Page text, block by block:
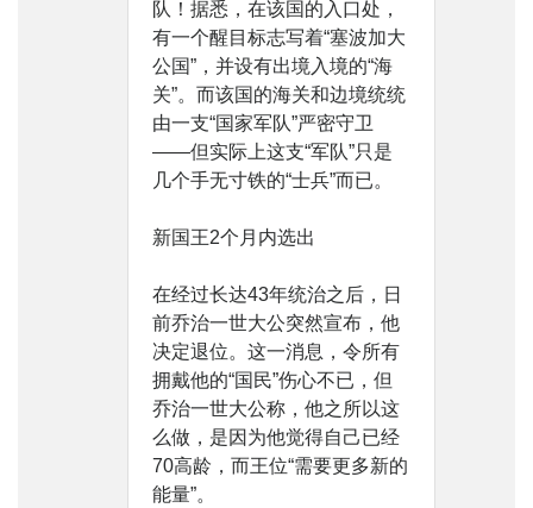
队！据悉，在该国的入口处，
有一个醒目标志写着“塞波加大
公国”，并设有出境入境的“海
关”。而该国的海关和边境统统
由一支“国家军队”严密守卫
——但实际上这支“军队”只是
几个手无寸铁的“士兵”而已。
新国王2个月内选出
在经过长达43年统治之后，日
前乔治一世大公突然宣布，他
决定退位。这一消息，令所有
拥戴他的“国民”伤心不已，但
乔治一世大公称，他之所以这
么做，是因为他觉得自己已经
70高龄，而王位“需要更多新的
能量”。